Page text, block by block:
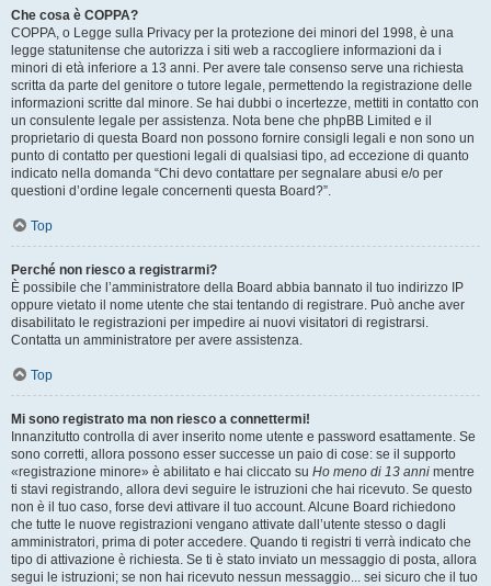
Che cosa è COPPA?
COPPA, o Legge sulla Privacy per la protezione dei minori del 1998, è una
legge statunitense che autorizza i siti web a raccogliere informazioni da i
minori di età inferiore a 13 anni. Per avere tale consenso serve una richiesta
scritta da parte del genitore o tutore legale, permettendo la registrazione delle
informazioni scritte dal minore. Se hai dubbi o incertezze, mettiti in contatto con
un consulente legale per assistenza. Nota bene che phpBB Limited e il
proprietario di questa Board non possono fornire consigli legali e non sono un
punto di contatto per questioni legali di qualsiasi tipo, ad eccezione di quanto
indicato nella domanda “Chi devo contattare per segnalare abusi e/o per
questioni d’ordine legale concernenti questa Board?”.
Top
Perché non riesco a registrarmi?
È possibile che l’amministratore della Board abbia bannato il tuo indirizzo IP
oppure vietato il nome utente che stai tentando di registrare. Può anche aver
disabilitato le registrazioni per impedire ai nuovi visitatori di registrarsi.
Contatta un amministratore per avere assistenza.
Top
Mi sono registrato ma non riesco a connettermi!
Innanzitutto controlla di aver inserito nome utente e password esattamente. Se
sono corretti, allora possono esser successe un paio di cose: se il supporto
«registrazione minore» è abilitato e hai cliccato su Ho meno di 13 anni mentre
ti stavi registrando, allora devi seguire le istruzioni che hai ricevuto. Se questo
non è il tuo caso, forse devi attivare il tuo account. Alcune Board richiedono
che tutte le nuove registrazioni vengano attivate dall’utente stesso o dagli
amministratori, prima di poter accedere. Quando ti registri ti verrà indicato che
tipo di attivazione è richiesta. Se ti è stato inviato un messaggio di posta, allora
segui le istruzioni; se non hai ricevuto nessun messaggio... sei sicuro che il tuo